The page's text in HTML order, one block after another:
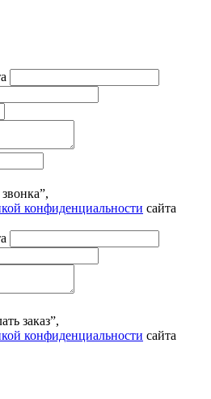
конфиденциальности сайта
заказ”,
конфиденциальности сайта